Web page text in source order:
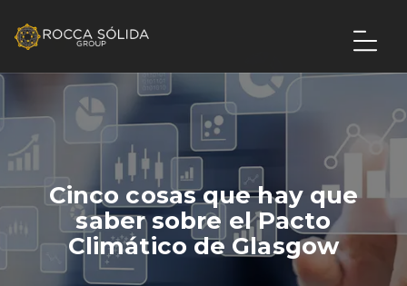
Cinco cosas que hay que
saber sobre el Pacto
Climático de Glasgow